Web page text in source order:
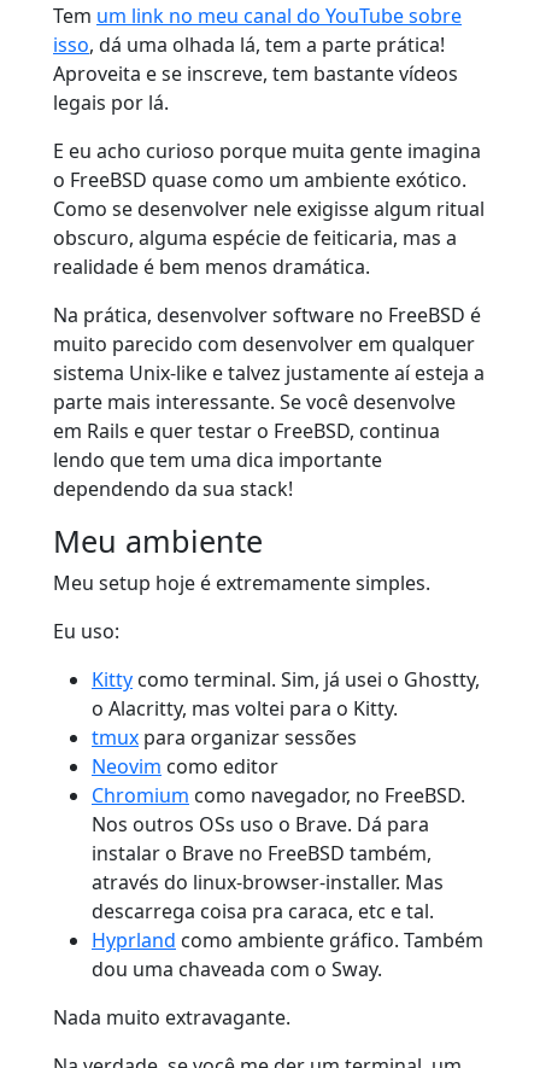
Tem um link no meu canal do YouTube sobre
isso, dá uma olhada lá, tem a parte prática!
Aproveita e se inscreve, tem bastante vídeos
legais por lá.
E eu acho curioso porque muita gente imagina
o FreeBSD quase como um ambiente exótico.
Como se desenvolver nele exigisse algum ritual
obscuro, alguma espécie de feiticaria, mas a
realidade é bem menos dramática.
Na prática, desenvolver software no FreeBSD é
muito parecido com desenvolver em qualquer
sistema Unix-like e talvez justamente aí esteja a
parte mais interessante. Se você desenvolve
em Rails e quer testar o FreeBSD, continua
lendo que tem uma dica importante
dependendo da sua stack!
Meu ambiente
Meu setup hoje é extremamente simples.
Eu uso:
Kitty como terminal. Sim, já usei o Ghostty,
o Alacritty, mas voltei para o Kitty.
tmux para organizar sessões
Neovim como editor
Chromium como navegador, no FreeBSD.
Nos outros OSs uso o Brave. Dá para
instalar o Brave no FreeBSD também,
através do linux-browser-installer. Mas
descarrega coisa pra caraca, etc e tal.
Hyprland como ambiente gráfico. Também
dou uma chaveada com o Sway.
Nada muito extravagante.